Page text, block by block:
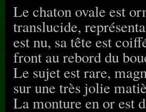
Le chaton ovale est
translucide,
est nu, sa tête est
front au rebord du
Le sujet est rare,
sur une très jolie
La monture en or est